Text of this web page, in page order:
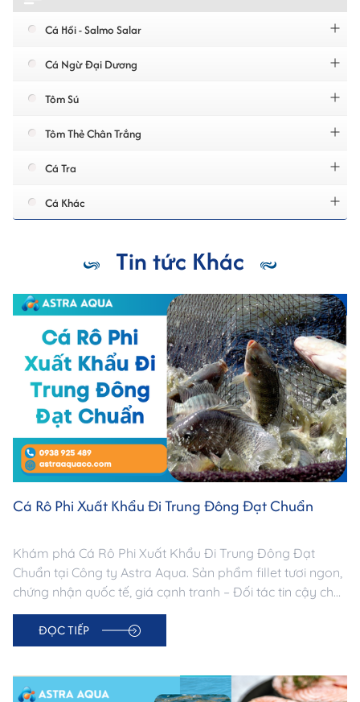
Cá Hồi - Salmo Salar
Cá Ngừ Đại Dương
Tôm Sú
Tôm Thẻ Chân Trắng
Cá Tra
Cá Khác
Tin tức Khác
Cá Rô Phi Xuất Khẩu Đi Trung Đông Đạt Chuẩn
Khám phá Cá Rô Phi Xuất Khẩu Đi Trung Đông Đạt
Chuẩn tại Công ty Astra Aqua. Sản phẩm fillet tươi ngon,
chứng nhận quốc tế, giá cạnh tranh – Đối tác tin cậy cho
doanh nghiệp nhập khẩu Trung Đông.
ĐỌC TIẾP